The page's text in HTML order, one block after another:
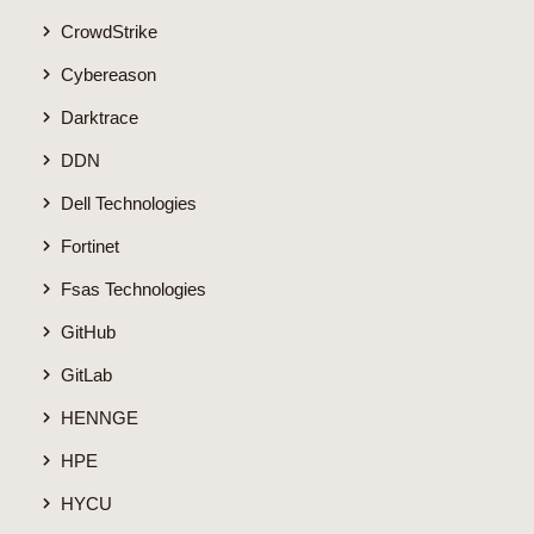
CrowdStrike
Cybereason
Darktrace
DDN
Dell Technologies
Fortinet
Fsas Technologies
GitHub
GitLab
HENNGE
HPE
HYCU